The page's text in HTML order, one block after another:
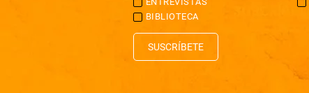
BIBLIOTECA
SUSCRÍBETE